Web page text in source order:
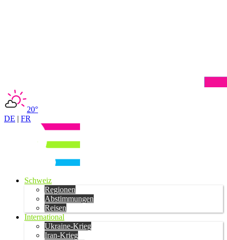
20°
DE | FR
Schweiz
Regionen
Abstimmungen
Reisen
International
Ukraine-Krieg
Iran-Krieg